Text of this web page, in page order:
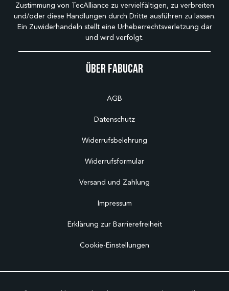
Über Fabucar
AGB
Datenschutz
Widerrufsbelehrung
Widerrufsformular
Versand und Zahlung
Impressum
Erklärung zur Barrierefreiheit
Cookie-Einstellungen
Zustimmung von TecAlliance zu vervielfältigen, zu verbreiten
und/oder diese Handlungen durch Dritte ausführen zu lassen.
Ein Zuwiderhandeln stellt eine Urheberrechtsverletzung dar
und wird verfolgt.